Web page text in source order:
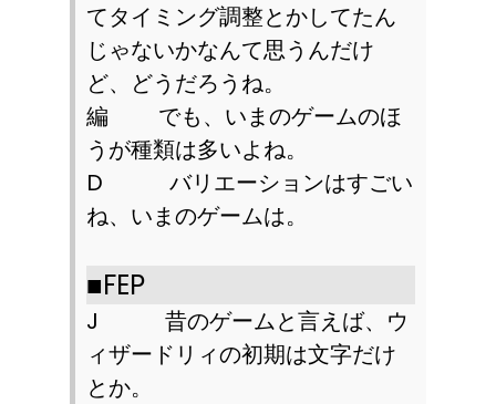
てタイミング調整とかしてたん
じゃないかなんて思うんだけ
ど、どうだろうね。
編 でも、いまのゲームのほ
うが種類は多いよね。
D バリエーションはすごい
ね、いまのゲームは。
■FEP
J 昔のゲームと言えば、ウ
ィザードリィの初期は文字だけ
とか。